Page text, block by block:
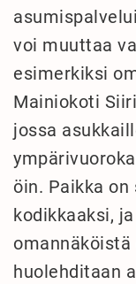
voi muuttaa
esimerkiksi
Mainiokoti
jossa
öin. Paikka
kodikkaaksi,
omannäköistä
huolehditaan